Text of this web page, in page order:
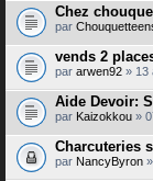
Chez
par
vends 2
par arwen92 » 13
Aide Devoir:
par Kaizokkou »
Charcuteries
par NancyByron